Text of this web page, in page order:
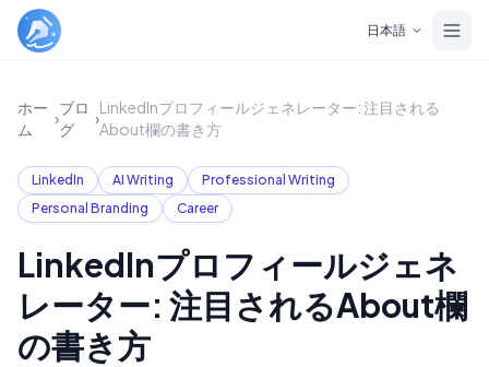
日本語
ホー
ム
›
ブロ
グ
›
LinkedInプロフィールジェネレーター: 注目される
About欄の書き方
LinkedIn AI Writing
Professional Writing
Personal Branding
Career
LinkedInプロフィールジェネ
レーター: 注目されるAbout欄
の書き方